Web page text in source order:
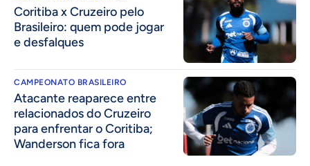
Coritiba x Cruzeiro pelo
Brasileiro: quem pode jogar
e desfalques
CAMPEONATO BRASILEIRO
Atacante reaparece entre
relacionados do Cruzeiro
para enfrentar o Coritiba;
Wanderson fica fora